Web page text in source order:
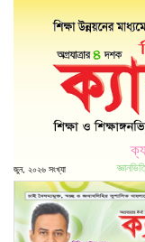
জুন, ২০২৬ সংখ্যা